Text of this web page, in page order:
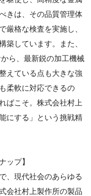
きは、その品質管理体
厳格な検査を実施し、
築しています。また、
ら、最新鋭の加工機械
えている点も大きな強
柔軟に対応できるの
ばこそ。株式会社村上
にする」という挑戦精
ップ】
、現代社会のあらゆる
会社村上製作所の製品